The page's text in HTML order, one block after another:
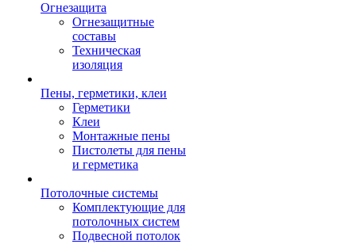
Огнезащита
Огнезащитные
составы
Техническая
изоляция
Пены, герметики, клеи
Герметики
Клеи
Монтажные пены
Пистолеты для пены
и герметика
Потолочные системы
Комплектующие для
потолочных систем
Подвесной потолок